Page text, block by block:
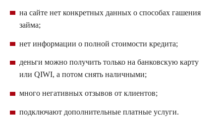
на сайте нет конкретных данных о способах гашения
займа;
нет информации о полной стоимости кредита;
деньги можно получить только на банковскую карту
илиQIWI, а потом снять наличными;
много негативных отзывов от клиентов;
подключают дополнительные платные услуги.